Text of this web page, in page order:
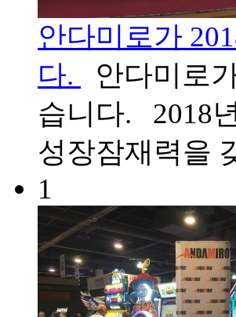
안다미로가
다.
안다미로
습니다. 2018
성장잠재력을
1